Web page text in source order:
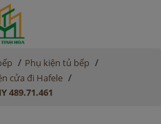
/ Phụ kiện tủ bếp /
cửa đi Hafele /
489.71.461